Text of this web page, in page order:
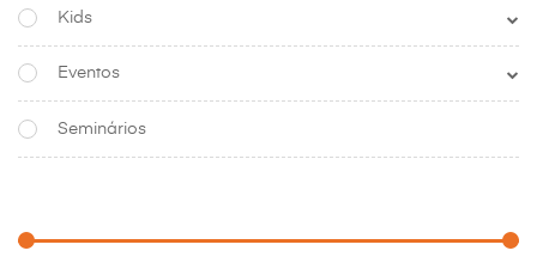
Kids
Eventos
Seminários